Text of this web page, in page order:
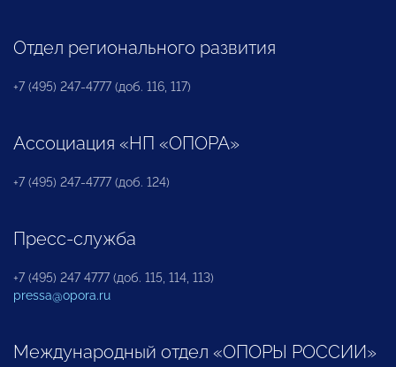
Отдел регионального развития
+7 (495) 247-4777 (доб. 116, 117)
Ассоциация «НП «ОПОРА»
+7 (495) 247-4777 (доб. 124)
Пресс-служба
+7 (495) 247 4777 (доб. 115, 114, 113)
pressa@opora.ru
Международный отдел «ОПОРЫ РОССИИ»